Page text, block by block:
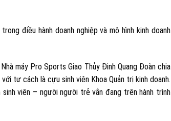
điều hành doanh nghiệp và mô hình kinh doanh
máy Pro Sports Giao Thủy Đinh Quang Đoàn chia
tư cách là cựu sinh viên Khoa Quản trị kinh doanh.
viên – người người trẻ vẫn đang trên hành trình